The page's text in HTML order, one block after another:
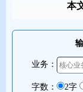
好听的酒吧名
本
业务：
字数： 2字